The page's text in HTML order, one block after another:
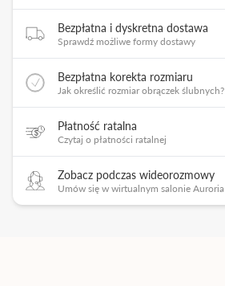
Bezpłatna i dyskretna dostawa
Sprawdź możliwe formy dostawy
Bezpłatna korekta rozmiaru
Jak określić rozmiar obrączek ślubnych?
Płatność ratalna
Czytaj o płatności ratalnej
Zobacz podczas wideorozmowy
Umów się w wirtualnym salonie Auroria